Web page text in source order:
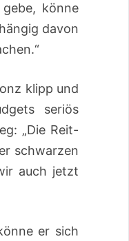
könne
davon
klipp und
seriös
„Die Reit-
schwarzen
auch jetzt
er sich